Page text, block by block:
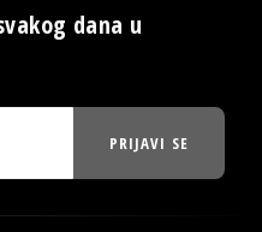
dana u
PRIJAVI SE